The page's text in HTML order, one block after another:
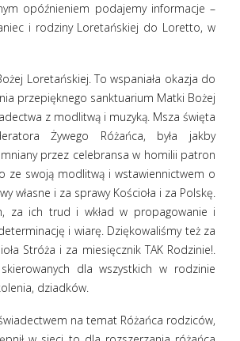
opóźnieniem podajemy informacje –
i rodziny Loretańskiej do Loretto, w
Loretańskiej. To wspaniała okazja do
przepięknego sanktuarium Matki Bożej
z modlitwą i muzyką. Msza święta
Żywego Różańca, była jakby
przez celebransa w homilii patron
ze swoją modlitwą i wstawiennictwem o
własne i za sprawy Kościoła i za Polskę.
za ich trud i wkład w propagowanie i
i wiarę. Dziękowaliśmy też za
Stróża i za miesięcznik TAK Rodzinie!.
dla wszystkich w rodzinie
dziadków.
na temat Różańca rodziców,